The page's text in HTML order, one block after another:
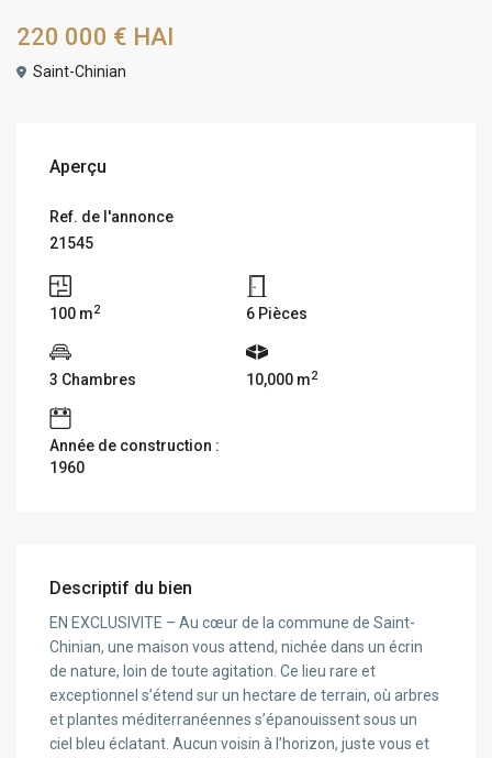
220 000 € HAI
Saint-Chinian
Aperçu
Ref. de l'annonce
21545
100 m2 6 Pièces
3 Chambres 10,000 m2
Année de construction :
1960
Descriptif du bien
EN EXCLUSIVITE – Au cœur de la commune de Saint-
Chinian, une maison vous attend, nichée dans un écrin
de nature, loin de toute agitation. Ce lieu rare et
exceptionnel s’étend sur un hectare de terrain, où arbres
et plantes méditerranéennes s’épanouissent sous un
ciel bleu éclatant. Aucun voisin à l’horizon, juste vous et